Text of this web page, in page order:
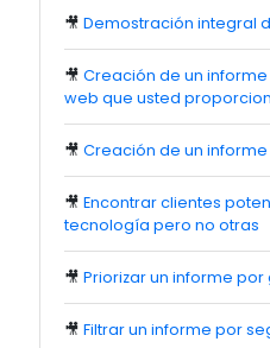
🎥 Demostración integral
🎥 Creación de un
web que usted
🎥 Creación de un
🎥 Encontrar clientes
tecnología pero no otras
🎥 Priorizar un informe por
🎥 Filtrar un informe por